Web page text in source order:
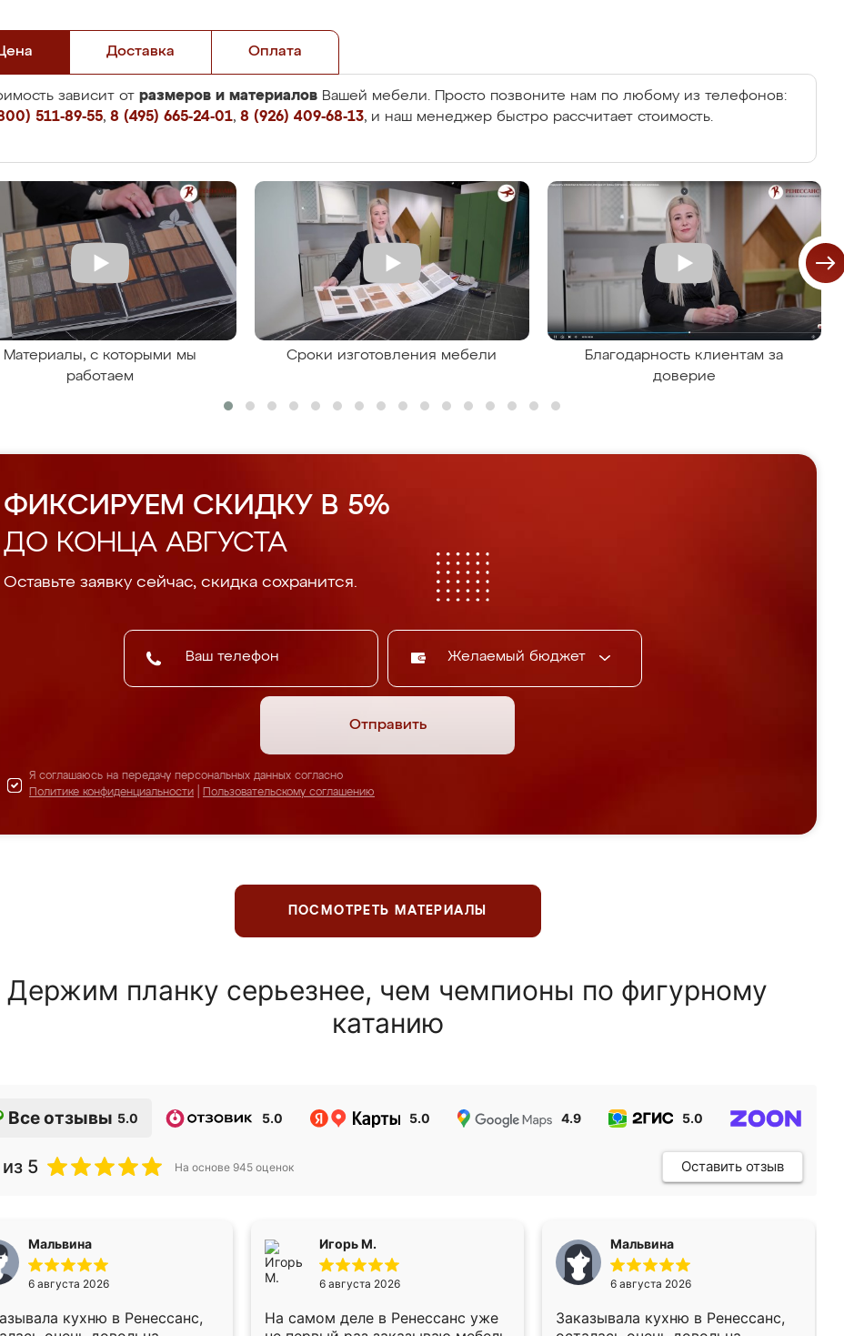
Доставка Оплата
зависит от размеров и материалов Вашей мебели. Просто позвоните нам по любому из телефонов:
511-89-55, 8 (495) 665-24-01, 8 (926) 409-68-13, и наш менеджер быстро рассчитает стоимость.
Материалы, с которыми мы
работаем
Сроки изготовления мебели
Благодарность клиентам за
доверие
ФИКСИРУЕМ СКИДКУ В 5%
ДО КОНЦА АВГУСТА
Оставьте заявку сейчас, скидка сохранится.
Желаемый бюджет
Отправить
Я соглашаюсь на передачу персональных данных согласно
Политике конфиденциальности
Пользовательскому соглашению
ПОСМОТРЕТЬ МАТЕРИАЛЫ
Держим планку серьезнее, чем чемпионы по фигурному
катанию
Все отзывы 5.0 5.0 5.0 4.9 5.0
из 5 На основе 945 оценок Оставить отзыв
Мальвина
6 августа 2026
кухню в Ренессанс,
Игорь М.
6 августа 2026
На самом деле в Ренессанс уже
Мальвина
6 августа 2026
Заказывала кухню в Ренессанс,